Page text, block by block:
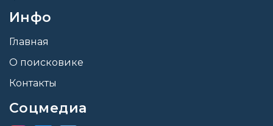
Инфо
Главная
О поисковике
Контакты
Соцмедиа